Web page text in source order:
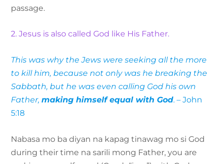
passage.
2. Jesus is also called God like His Father.
This was why the Jews were seeking all the more
to kill him, because not only was he breaking the
Sabbath, but he was even calling God his own
Father,making himself equal with God. – John
5:18
Nabasa mo ba diyan na kapag tinawag mo si God
during their time na sarili mong Father, you are